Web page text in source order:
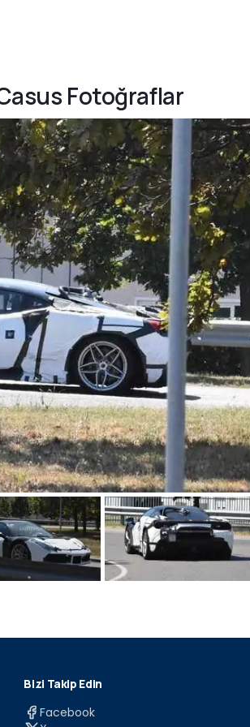
Fotoğraflar
Bizi Takip Edin
Facebook